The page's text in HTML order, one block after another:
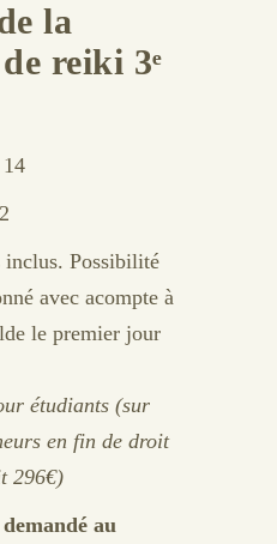
la
reiki 3ᵉ
Possibilité
avec acompte à
le premier jour
étudiants (sur
en fin de droit
296€)
au